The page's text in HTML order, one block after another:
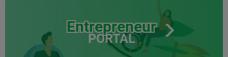
Entrepreneur
PORTAL